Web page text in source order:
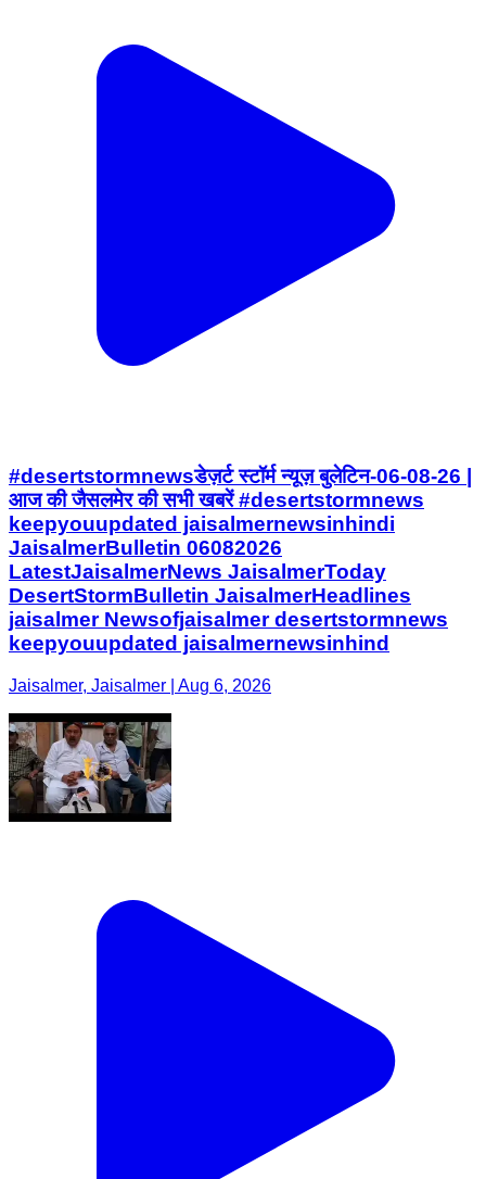
#desertstormnewsडेज़र्ट स्टॉर्म न्यूज़ बुलेटिन-06-08-26 |
आज की जैसलमेर की सभी खबरें #desertstormnews
keepyouupdated jaisalmernewsinhindi
JaisalmerBulletin 06082026
LatestJaisalmerNews JaisalmerToday
DesertStormBulletin JaisalmerHeadlines
jaisalmer Newsofjaisalmer desertstormnews
keepyouupdated jaisalmernewsinhind
Jaisalmer, Jaisalmer | Aug 6, 2026